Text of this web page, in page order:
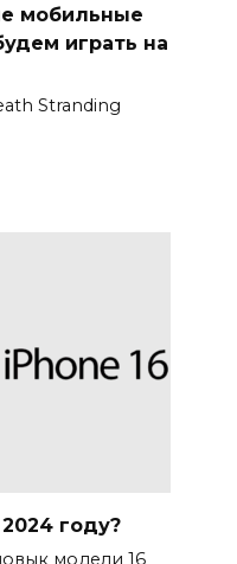
мобильные
играть на
Stranding
году?
модели 16